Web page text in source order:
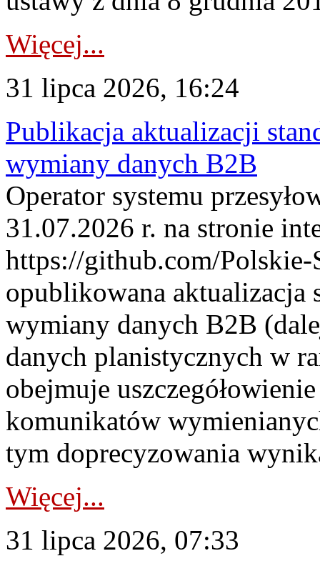
Więcej...
31 lipca 2026, 16:24
Publikacja aktualizacji
wymiany danych B2B
Operator systemu
31.07.2026 r. na stronie
https://github.com/Polskie-
opublikowana aktualizacja
wymiany danych B2B
danych planistycznych w
obejmuje
komunikatów
tym doprecyzowania
Więcej...
31 lipca 2026, 07:33